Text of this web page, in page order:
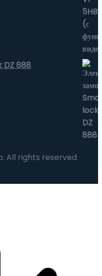
DZ 888
All rights reserved